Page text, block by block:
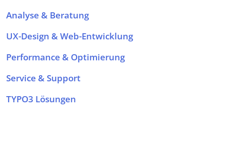
Analyse & Beratung
UX-Design & Web-Entwicklung
Performance & Optimierung
Service & Support
TYPO3 Lösungen